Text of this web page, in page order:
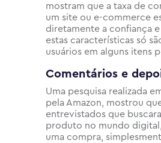
mostram que a taxa de
um site ou e-commerce
diretamente a confiança
estas características só
usuários em alguns itens
Comentários e
Uma pesquisa realizada
pela Amazon, mostrou
entrevistados que
produto no mundo
uma compra,